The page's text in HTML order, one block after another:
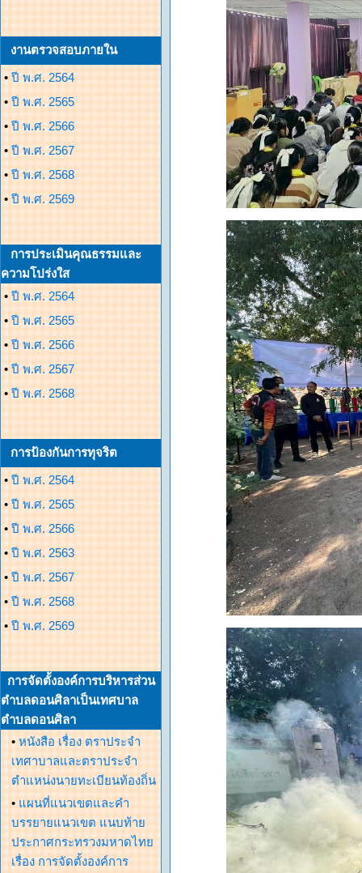
งานตรวจสอบภายใน
• ปี พ.ศ. 2564
• ปี พ.ศ. 2565
• ปี พ.ศ. 2566
• ปี พ.ศ. 2567
• ปี พ.ศ. 2568
• ปี พ.ศ. 2569
การประเมินคุณธรรมและ
ความโปร่งใส
• ปี พ.ศ. 2564
• ปี พ.ศ. 2565
• ปี พ.ศ. 2566
• ปี พ.ศ. 2567
• ปี พ.ศ. 2568
การป้องกันการทุจริต
• ปี พ.ศ. 2564
• ปี พ.ศ. 2565
• ปี พ.ศ. 2566
• ปี พ.ศ. 2563
• ปี พ.ศ. 2567
• ปี พ.ศ. 2568
• ปี พ.ศ. 2569
การจัดตั้งองค์การบริหารส่วน
ตำบลดอนศิลาเป็นเทศบาล
ตำบลดอนศิลา
• หนังสือ เรื่อง ตราประจำ
เทศาบาลและตราประจำ
ตำแหน่งนายทะเบียนท้องถิ่น
• แผนที่แนวเขตและคำ
บรรยายแนวเขต แนบท้าย
ประกาศกระทรวงมหาดไทย
เรื่อง การจัดตั้งองค์การ